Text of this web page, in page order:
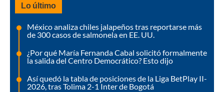
Lo último
México analiza chiles jalapeños tras reportarse más
de 300 casos de salmonela en EE. UU.
¿Por qué María Fernanda Cabal solicitó formalmente
la salida del Centro Democrático? Esto dijo
Así quedó la tabla de posiciones de la Liga BetPlay II-
2026, tras Tolima 2-1 Inter de Bogotá